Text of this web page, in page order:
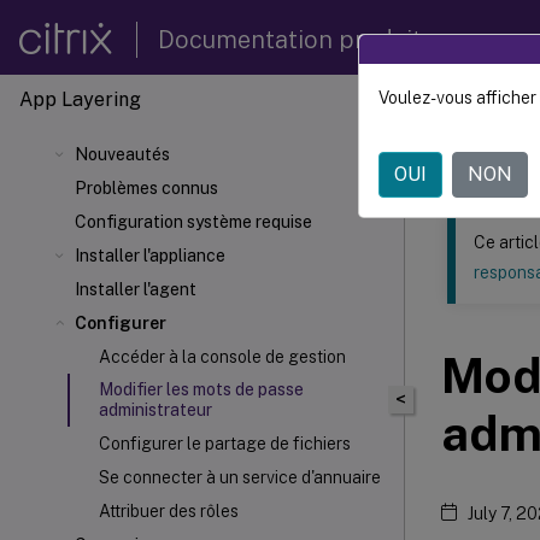
Documentation produit
App Layering
Nouveautés
Problèmes connus
Configuration système requise
Installer l'appliance
Installer l'agent
Configurer
Accéder à la console de gestion
Modifier les mots de passe
administrateur
Configurer le partage de fichiers
Se connecter à un service d'annuaire
Attribuer des rôles
Ce contenu a
Citrix
<
Ce
July 7,
Voulez-vous
OUI NON